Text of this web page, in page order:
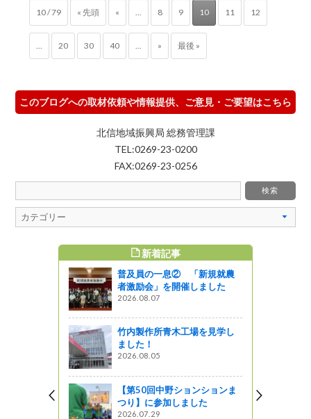
10 / 79 « 先頭 « 8 9 10 11 12
20 30 40 » 最後 »
このブログへの取材依頼や情報提供、ご意見・ご要望はこちら
北信地域振興局 総務管理課
TEL:0269-23-0200
FAX:0269-23-0256
新着記事
普及員の一息② 「新規就農
者激励会」を開催しました
2026.08.07
竹内製作所青木工場を見学し
ました！
2026.08.05
【第50回中野ションションま
つり】に参加しました
2026.07.29